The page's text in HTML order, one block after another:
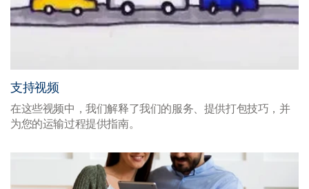
支持视频
在这些视频中，我们解释了我们的服务、提供打包技巧，并
为您的运输过程提供指南。